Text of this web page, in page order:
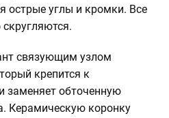
острые углы и кромки. Все
связующим узлом
крепится к
заменяет обточенную
Керамическую коронку